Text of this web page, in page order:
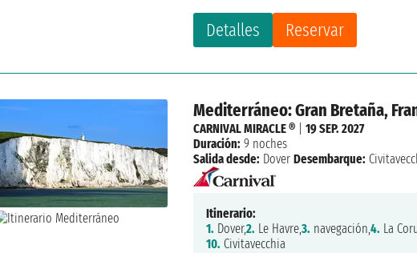
Detalles Reservar
Mediterráneo: Gran Bretaña,
CARNIVAL MIRACLE ® |19 SEP. 2027
Duración: 9 noches
Salida desde: Dover Desembarque:
Itinerario:
1. Dover,2. Le Havre,3. navegación,4. La
10. Civitavecchia